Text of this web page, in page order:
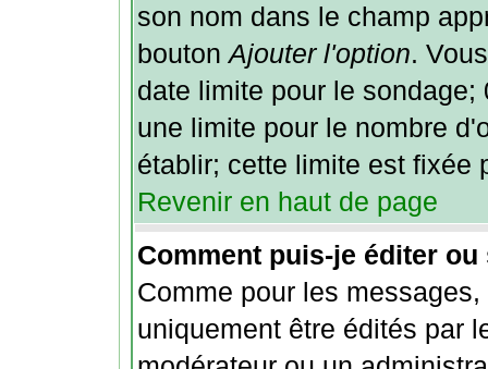
son nom dans le champ
boutonAjouter l'option.
date limite pour le
une limite pour le nombre
établir; cette limite est fixée
Revenir en haut de page
Comment puis-je éditer
Comme pour les
uniquement être édités par